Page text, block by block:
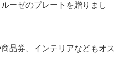
ーゼのプレートを贈りまし
品券、インテリアなどもオス